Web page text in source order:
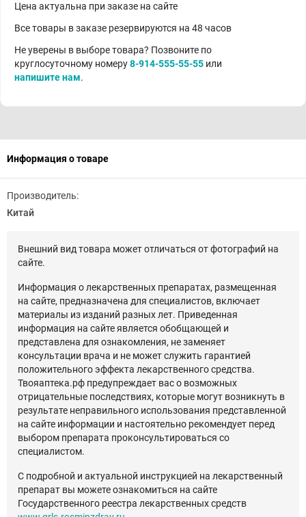
Цена актуальна при заказе на сайте
Все товары в заказе резервируются на 48 часов
Не уверены в выборе товара? Позвоните по
круглосуточному номеру8-914-555-55-55 или
напишите нам.
Информация о товаре
Производитель:
Китай
Внешний вид товара может отличаться от фотографий на
сайте.
Информация о лекарственных препаратах, размещенная
на сайте, предназначена для специалистов, включает
материалы из изданий разных лет. Приведенная
информация на сайте является обобщающей и
представлена для ознакомления, не заменяет
консультации врача и не может служить гарантией
положительного эффекта лекарственного средства.
Твояаптека.рф предупреждает вас о возможных
отрицательные последствиях, которые могут возникнуть в
результате неправильного использования представленной
на сайте информации и настоятельно рекомендует перед
выбором препарата проконсультироваться со
специалистом.
С подробной и актуальной инструкцией на лекарственный
препарат вы можете ознакомиться на сайте
Государственного реестра лекарственных средств